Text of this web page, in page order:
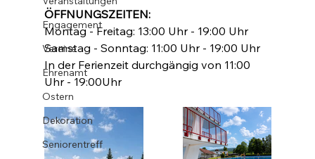
Engagement
Vereine
Ehrenamt
Ostern
Dekoration
Seniorentreff
ÖFFNUNGSZEITEN:
Montag - Freitag: 13:00 Uhr - 19:00 Uhr
Samstag - Sonntag: 11:00 Uhr - 19:00 Uhr
In der Ferienzeit durchgängig von 11:00
Uhr - 19:00Uhr